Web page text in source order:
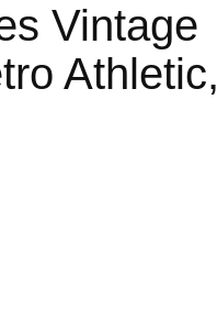
Vintage
Athletic,